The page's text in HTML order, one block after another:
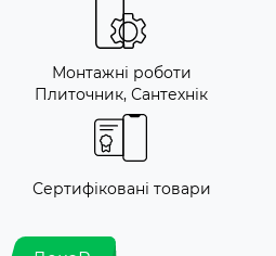
Монтажні роботи
Плиточник, Сантехнік
Сертифіковані товари